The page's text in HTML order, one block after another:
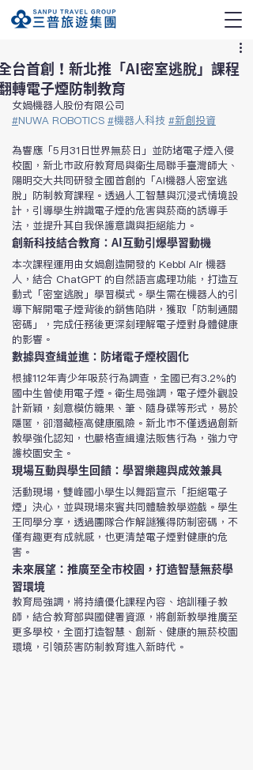
台首創！新北推「AI密室逃脫」課程
轉電子煙防制教育
女媧機器人股份有限公司
#NUWA ROBOTICS #機器人科技 #新創投資
為響應「5月31日世界無菸日」並防堵電子煙入侵
校園，新北市政府教育局與衛生局聯手臺灣師大、
陽明交大共同研發全國首創的「AI機器人密室逃
脫」防制教育課程。透過人工智慧與沉浸式情境設
計，引導學生辨識電子煙的危害與菸商的誘導手
法，並提升其自我保護意識與拒絕能力。
創新科技結合教育：AI互動引爆學習動機
本次課程運用由女媧創造開發的 Kebbi Air 機器
人，結合 ChatGPT 的自然語言處理功能，打造互
動式「密室逃脫」學習模式。學生需在機器人的引
導下解開電子煙背後的銷售陷阱，獲取「防制通關
密碼」，完成任務後更深刻理解電子煙對身體健康
的影響。
數據與查緝並進：防堵電子煙校園化
根據112年青少年吸菸行為調查，全國已有3.2%的
國中生曾使用電子煙。衛生局強調，電子煙外觀設
計新穎，刻意模仿糖果、筆、隨身碟等形式，易於
隱匿，卻潛藏極高健康風險。新北市不僅透過創新
教學強化認知，也嚴格查緝違法販售行為，強力守
護校園安全。
現場互動與學生回饋：學習樂趣與成效兼具
活動現場，雙峰國小學生以舞蹈宣示「拒絕電子
煙」決心，並與現場來賓共同體驗教學遊戲。學生
王同學分享，透過團隊合作解謎獲得防制密碼，不
僅有趣更有成就感，也更清楚電子煙對健康的危
害。
未來展望：推廣至全市校園，打造智慧無菸學
習環境
教育局強調，將持續優化課程內容、培訓種子教
師，結合教育部與國健署資源，將創新教學推廣至
更多學校，全面打造智慧、創新、健康的無菸校園
環境，引領菸害防制教育進入新時代。